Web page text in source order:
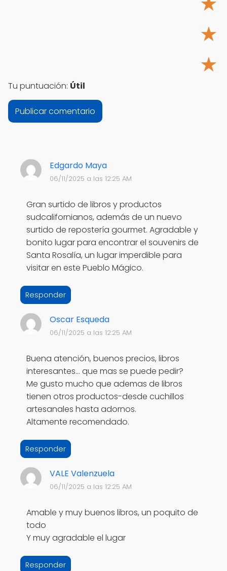
Edgardo Maya
06/11/2025 a las 12:25 AM
Gran surtido de libros y productos
sudcalifornianos, además de un nuevo
surtido de repostería gourmet. Agradable y
bonito lugar para encontrar el souvenirs de
Santa Rosalía, un lugar imperdible para
visitar en este Pueblo Mágico.
Responder
Oscar Esqueda
06/11/2025 a las 12:25 AM
Buena atención, buenos precios, libros
interesantes… que mas se puede pedir?
Me gusto mucho que ademas de libros
tienen otros productos-desde cuchillos
artesanales hasta adornos.
Altamente recomendado.
Responder
VALE Valenzuela
06/11/2025 a las 12:25 AM
Amable y muy buenos libros, un poquito de
todo
Y muy agradable el lugar
Responder
★
★
Tu puntuación: Útil